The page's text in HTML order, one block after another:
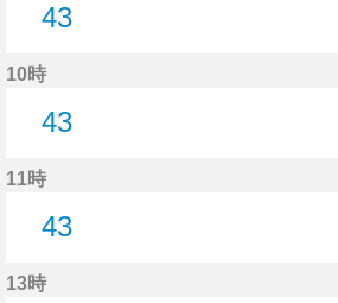
43
10時
43
11時
43
13時